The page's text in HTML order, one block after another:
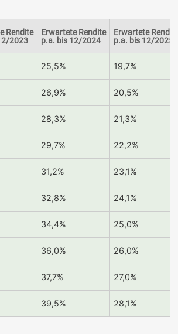
Rendite
2023
Erwartete Rendite
p.a. bis 12/2024
Erwartete
p.a. bis 12/2025
25,5% 19,7%
26,9% 20,5%
28,3% 21,3%
29,7% 22,2%
31,2% 23,1%
32,8% 24,1%
34,4% 25,0%
36,0% 26,0%
37,7% 27,0%
39,5% 28,1%